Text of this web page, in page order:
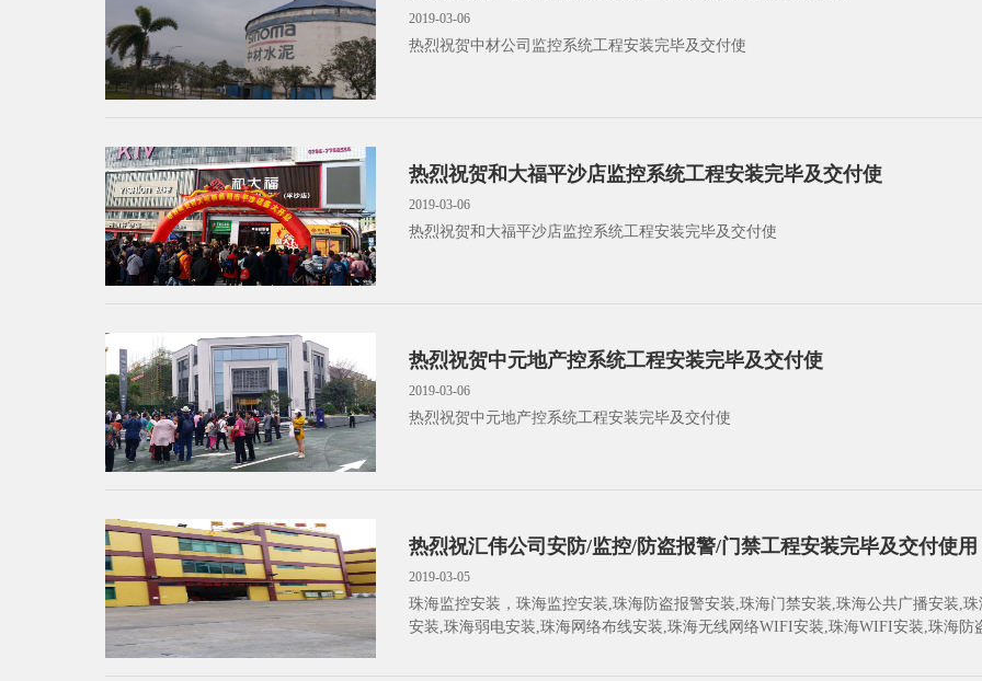
2019-03-06
热烈祝贺中材公司监控系统工程安装完毕及交付使
热烈祝贺和大福平沙店监控系统工程安装完毕及交付使
2019-03-06
热烈祝贺和大福平沙店监控系统工程安装完毕及交付使
热烈祝贺中元地产控系统工程安装完毕及交付使
2019-03-06
热烈祝贺中元地产控系统工程安装完毕及交付使
热烈祝汇伟公司安防/监控/防盗报警/门禁工程安装完毕及交付使用
2019-03-05
珠海监控安装，珠海监控安装,珠海防盗报警安装,珠海门禁安装,珠海公共广播安装,
安装,珠海弱电安装,珠海网络布线安装,珠海无线网络WIFI安装,珠海WIFI安装,珠海